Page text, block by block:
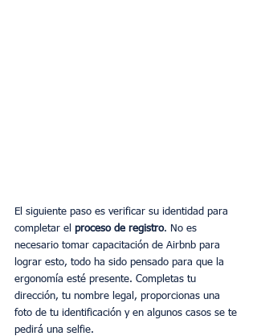
El siguiente paso es verificar su identidad para
completar el proceso de registro. No es
necesario tomar capacitación de Airbnb para
lograr esto, todo ha sido pensado para que la
ergonomía esté presente. Completas tu
dirección, tu nombre legal, proporcionas una
foto de tu identificación y en algunos casos se te
pedirá una selfie.